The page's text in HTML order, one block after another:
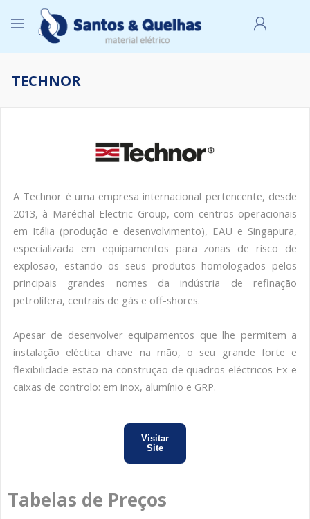
TECHNOR
A Technor é uma empresa internacional pertencente, desde
2013, à Maréchal Electric Group, com centros operacionais
em Itália (produção e desenvolvimento), EAU e Singapura,
especializada em equipamentos para zonas de risco de
explosão, estando os seus produtos homologados pelos
principais grandes nomes da indústria de refinação
petrolífera, centrais de gás e off-shores.
Apesar de desenvolver equipamentos que lhe permitem a
instalação eléctica chave na mão, o seu grande forte e
flexibilidade estão na construção de quadros eléctricos Ex e
caixas de controlo: em inox, alumínio e GRP.
Visitar
Site
Tabelas de Preços